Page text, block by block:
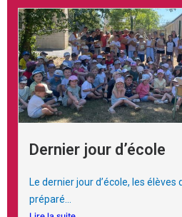
Dernier jour d’école
Le dernier jour d’école, les élèves
préparé...